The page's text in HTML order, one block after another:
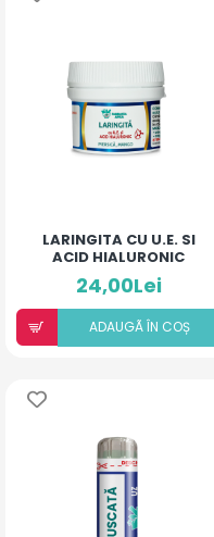
LARINGITA CU U.E. SI
ACID HIALURONIC
(PIERSICĂ ȘI MANGO)
24,00Lei
ADAUGÃ ÎN COȘ